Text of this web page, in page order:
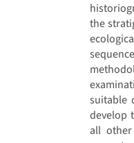
the
suitable
develop
all